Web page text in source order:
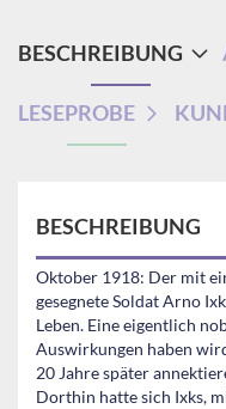
BESCHREIBUNG
LESEPROBE
BESCHREIBUNG
Oktober 1918: Der mit
gesegnete Soldat Arno
Leben. Eine eigentlich
Auswirkungen haben
20 Jahre später
Dorthin hatte sich Ixks,